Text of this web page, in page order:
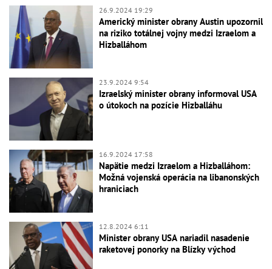
26.9.2024 19:29
Americký minister obrany Austin upozornil
na riziko totálnej vojny medzi Izraelom a
Hizballáhom
23.9.2024 9:54
Izraelský minister obrany informoval USA
o útokoch na pozície Hizballáhu
16.9.2024 17:58
Napätie medzi Izraelom a Hizballáhom:
Možná vojenská operácia na libanonských
hraniciach
12.8.2024 6:11
Minister obrany USA nariadil nasadenie
raketovej ponorky na Blízky východ